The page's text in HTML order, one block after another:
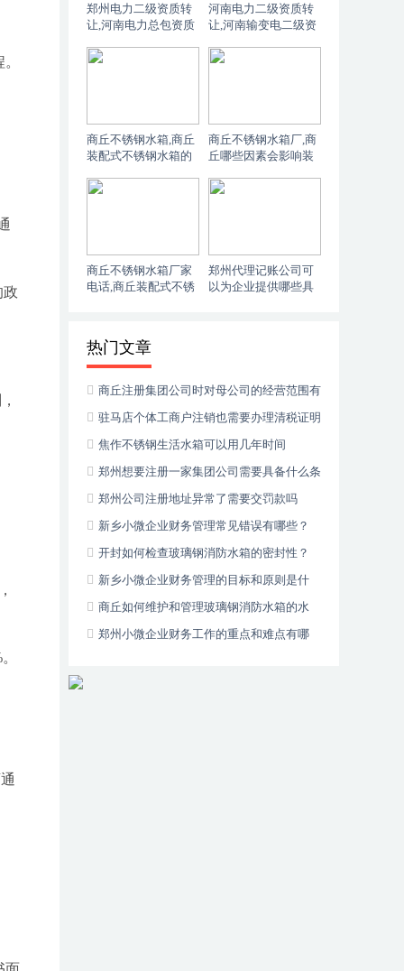
政
郑州电力二级资质转
让,河南电力总包资质
办理流程是怎样的？
河南电力二级资质转
让,河南输变电二级资
与输变电专包资质有
商丘不锈钢水箱,商丘
装配式不锈钢水箱的
变化？
商丘不锈钢水箱厂,商
丘哪些因素会影响装
场规模？
商丘不锈钢水箱厂家
电话,商丘装配式不锈
郑州代理记账公司可
以为企业提供哪些具
热门文章
商丘注册集团公司时对母公司的经营范围有
什么要求
驻马店个体工商户注销也需要办理清税证明
吗 焦作不锈钢生活水箱可以用几年时间
郑州想要注册一家集团公司需要具备什么条
件 郑州公司注册地址异常了需要交罚款吗
新乡小微企业财务管理常见错误有哪些？
开封如何检查玻璃钢消防水箱的密封性？
新乡小微企业财务管理的目标和原则是什
么？商丘如何维护和管理玻璃钢消防水箱的水
质？郑州小微企业财务工作的重点和难点有哪